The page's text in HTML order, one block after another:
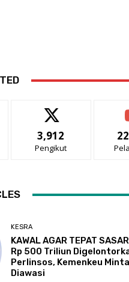
3,912
Pengikut
KESRA
KAWAL AGAR TEPAT
Rp 500 Triliun
Perlinsos, Kemenkeu
Diawasi